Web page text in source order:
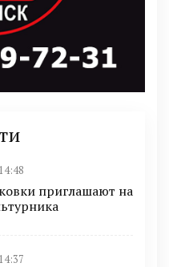
приглашают на